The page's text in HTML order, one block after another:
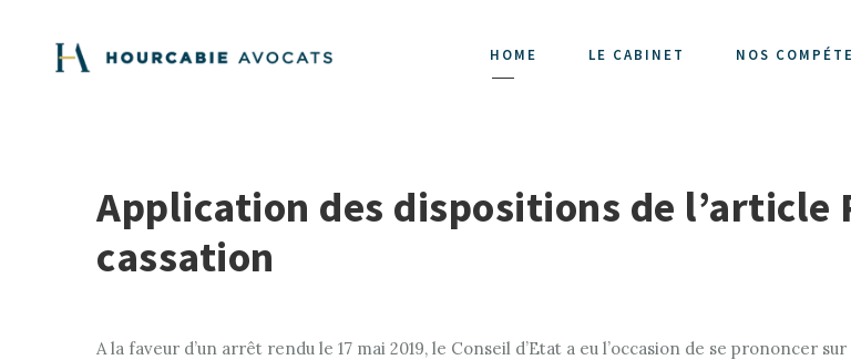
HOME LE CABINET NOS
Application des dispositions de l’article
cassation
A la faveur d’un arrêt rendu le 17 mai 2019, le Conseil d’Etat a eu l’occasion de se prononcer